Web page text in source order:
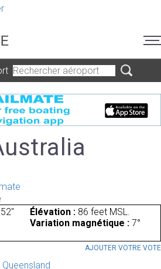
Élévation : 86 feet MSL.
Variation magnétique : 7°
AJOUTER VOTRE VOTE
Queensland